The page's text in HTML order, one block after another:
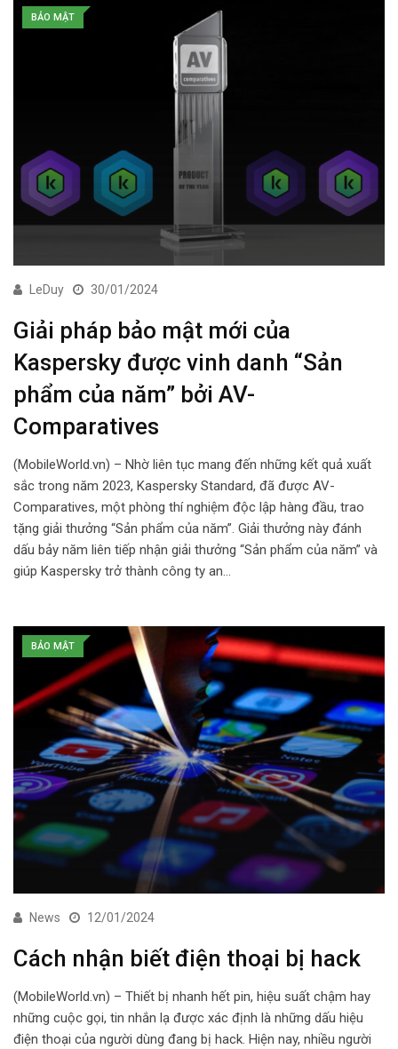
BẢO MẬT
LeDuy 30/01/2024
Giải pháp bảo mật mới của
Kaspersky được vinh danh “Sản
phẩm của năm” bởi AV-
Comparatives
(MobileWorld.vn) – Nhờ liên tục mang đến những kết quả xuất
sắc trong năm 2023, Kaspersky Standard, đã được AV-
Comparatives, một phòng thí nghiệm độc lập hàng đầu, trao
tặng giải thưởng “Sản phẩm của năm”. Giải thưởng này đánh
dấu bảy năm liên tiếp nhận giải thưởng “Sản phẩm của năm” và
giúp Kaspersky trở thành công ty an…
BẢO MẬT
News 12/01/2024
Cách nhận biết điện thoại bị hack
(MobileWorld.vn) – Thiết bị nhanh hết pin, hiệu suất chậm hay
những cuộc gọi, tin nhắn lạ được xác định là những dấu hiệu
điện thoại của người dùng đang bị hack. Hiện nay, nhiều người